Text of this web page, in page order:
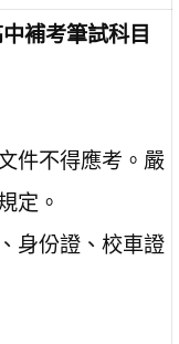
補考筆試科目
件不得應考。嚴
定。
身份證、校車證